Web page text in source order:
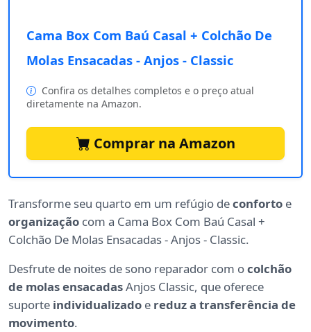
Cama Box Com Baú Casal + Colchão De
Molas Ensacadas - Anjos - Classic
Confira os detalhes completos e o preço atual
diretamente na Amazon.
Comprar na Amazon
Transforme seu quarto em um refúgio deconforto e
organização com a Cama Box Com Baú Casal +
Colchão De Molas Ensacadas - Anjos - Classic.
Desfrute de noites de sono reparador com ocolchão
de molas ensacadasAnjos Classic, que oferece
suporte individualizado e reduz a transferência de
movimento.